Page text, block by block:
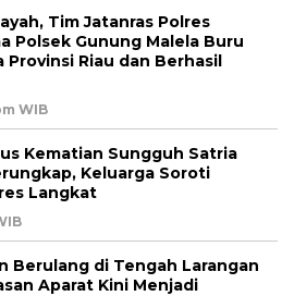
Tim Jatanras Polres
Polsek Gunung Malela Buru
Provinsi Riau dan Berhasil
WIB
Kematian Sungguh Satria
Keluarga Soroti
Langkat
Berulang di Tengah Larangan
Aparat Kini Menjadi